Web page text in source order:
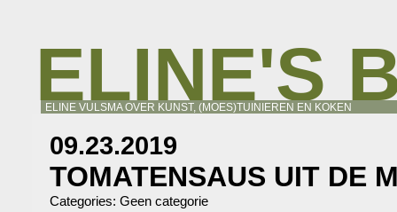
ELINE'S
ELINE VULSMA OVER KUNST, (MOES)TUINIEREN EN KOKEN
09.23.2019
TOMATENSAUS UIT DE
Categories: Geen categorie